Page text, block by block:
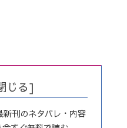
刊のネタバレ・内容